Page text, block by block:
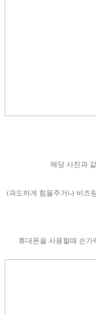
해당 사진과
(과도하게 힘을주거나 비즈
휴대폰을 사용할때 손